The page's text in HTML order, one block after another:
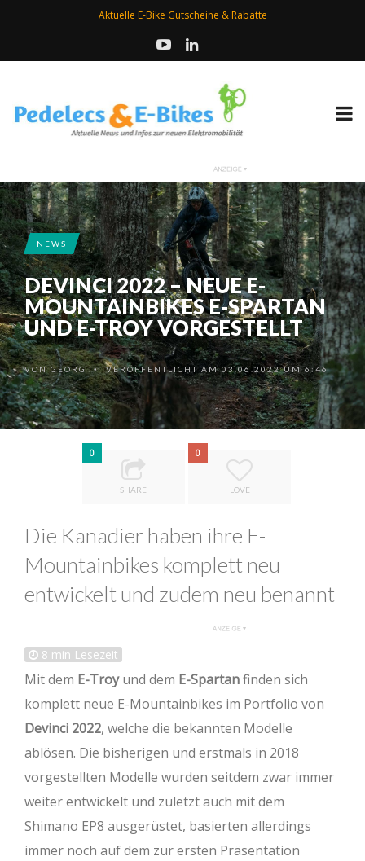
Aktuelle E-Bike Gutscheine & Rabatte
NEWS
DEVINCI 2022 – NEUE E-
MOUNTAINBIKES E-SPARTAN
UND E-TROY VORGESTELLT
VONGEORG •VERÖFFENTLICHT AM 03.06.2022 UM 6:46
0
SHARE
0
LOVE
Die Kanadier haben ihre E-
Mountainbikes komplett neu
entwickelt und zudem neu benannt
8 min Lesezeit
Mit dem E-Troyund dem E-Spartanfinden sich
komplett neue E-Mountainbikes im Portfolio von
Devinci 2022, welche die bekannten Modelle
ablösen. Die bisherigen und erstmals in 2018
vorgestellten Modelle wurden seitdem zwar immer
weiter entwickelt und zuletzt auch mit dem
Shimano EP8 ausgerüstet, basierten allerdings
immer noch auf dem zur ersten Präsentation